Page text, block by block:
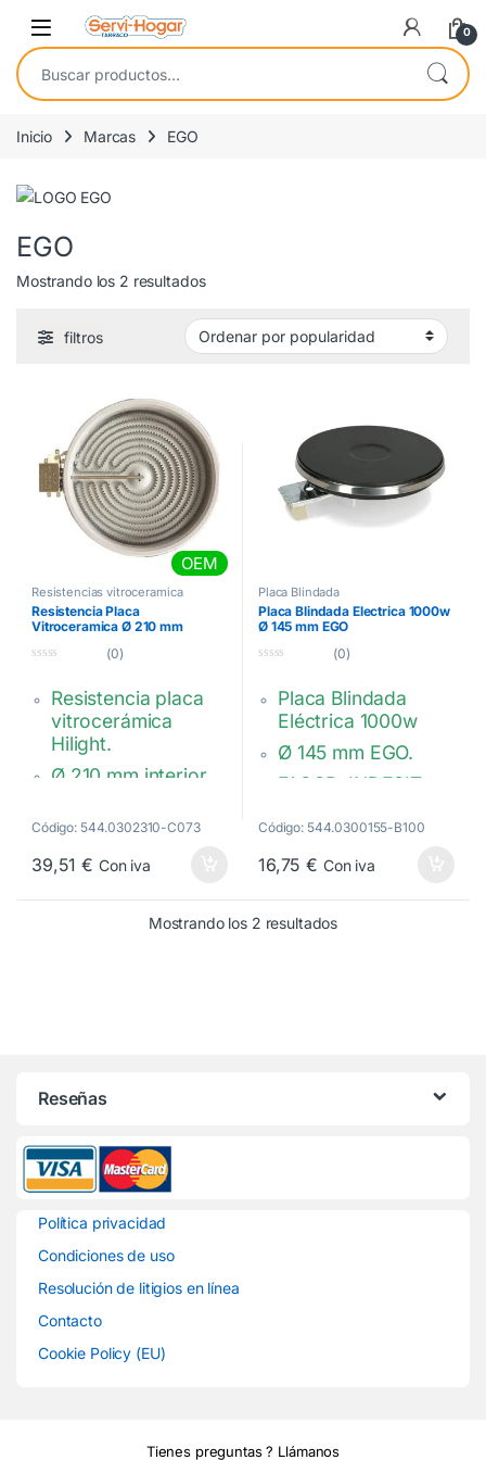
Saltar a navegación
saltar al contenido
Open 0
Buscar por:
Inicio Marcas EGO
EGO
Mostrando los 2 resultadosOrdenado por popularidad
filtros
OEM
Resistencias vitroceramica
Resistencia Placa
Vitroceramica Ø 210 mm
e
(0)
Resistencia placa
vitrocerámica
Hilight.
Ø 210 mm interior.
EGO 10.51111.004
2300W 230V.
00674278,
3740637214,
Código: 544.0302310-C073
39,51€ Con iva
Placa Blindada
Placa Blindada Electrica 1000w
Ø 145 mm EGO
e
(0)
Placa Blindada
Eléctrica 1000w
Ø 145 mm EGO.
FAGOR, INDESIT,
ARISTON, BALAY,
EDESA, THOR…
Código: 544.0300155-B100
16,75€ Con iva
Mostrando los 2 resultadosOrdenado por
Reseñas
Política privacidad
Condiciones de uso
Resolución de litigios en línea
Contacto
Cookie Policy (EU)
Tienes preguntas ? Llámanos